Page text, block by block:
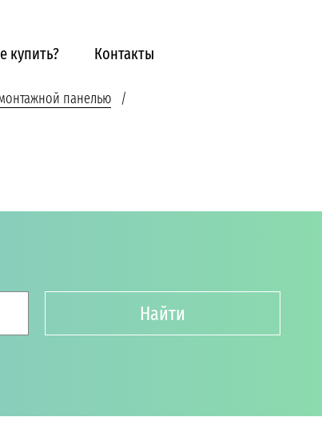
купить? Контакты
панелью
Найти